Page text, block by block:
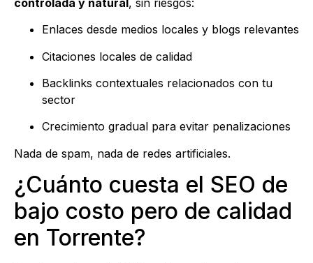
Enlaces desde medios locales y blogs relevantes
Citaciones locales de calidad
Backlinks contextuales relacionados con tu
sector
Crecimiento gradual para evitar penalizaciones
Nada de spam, nada de redes artificiales.
¿Cuánto cuesta el SEO de
bajo costo pero de calidad
en Torrente?